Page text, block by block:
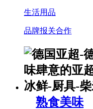
生活用品
品牌报关合作
熟食美味